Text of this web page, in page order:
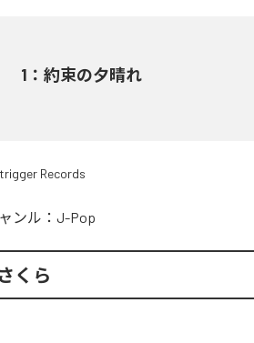
1 ： 約束の夕晴れ
Records
ンル： J-Pop
さくら